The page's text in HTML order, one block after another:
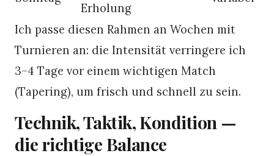
Erholung
Ich passe diesen Rahmen an Wochen mit
Turnieren an: die Intensität verringere ich
3–4 Tage vor einem wichtigen Match
(Tapering), um frisch und schnell zu sein.
Technik, Taktik, Kondition —
die richtige Balance